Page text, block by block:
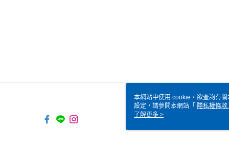
本網站中使用 cookie，欲查詢有
設定，請參閱本網站「 隱私權條款
使用 cookie。
了解更多 >